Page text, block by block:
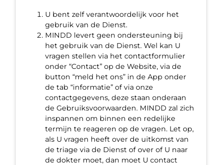
U bent zelf verantwoordelijk voor het
gebruik van de Dienst.
MINDD levert geen ondersteuning bij
het gebruik van de Dienst. Wel kan U
vragen stellen via het contactformulier
onder “Contact” op de Website, via de
button “meld het ons” in de App onder
de tab “informatie” of via onze
contactgegevens, deze staan onderaan
de Gebruiksvoorwaarden. MINDD zal zich
inspannen om binnen een redelijke
termijn te reageren op de vragen. Let op,
als U vragen heeft over de uitkomst van
de triage via de Dienst of over of U naar
de dokter moet, dan moet U contact